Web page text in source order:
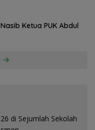
Ketua PUK Abdul